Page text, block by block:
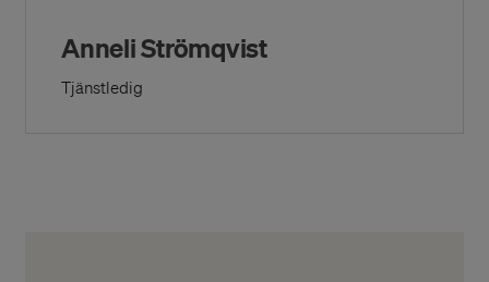
Anneli Strömqvist
Tjänstledig